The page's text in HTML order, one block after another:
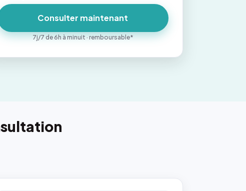
Consulter maintenant
7j/7 de 6h à minuit · remboursable*